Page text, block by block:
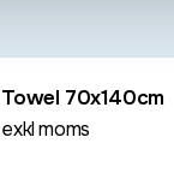
70x140cm
moms